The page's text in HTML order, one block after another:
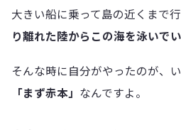
大きい船に乗って島の近くまで行
り離れた陸からこの海を泳いで
そんな時に自分がやったのが、
「まず赤本」 なんですよ。